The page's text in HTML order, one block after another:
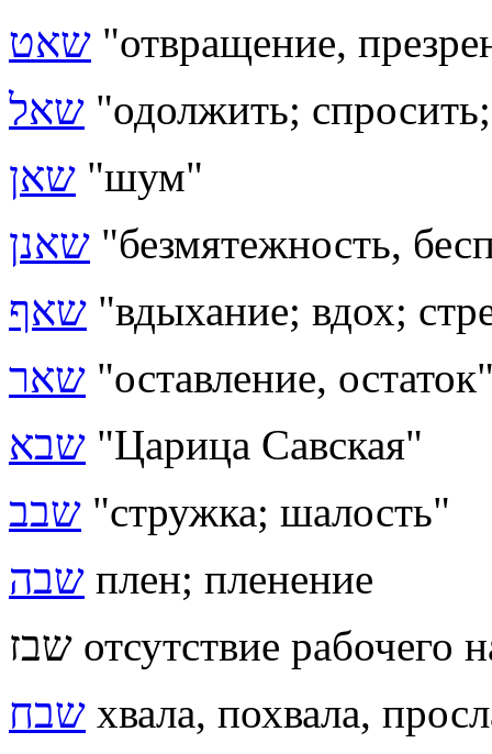
שאט "отвращение,
שאל "одолжить;
שאן "шум"
שאנן "безмятежность,
שאף "вдыхание; вдох;
שאר "оставление,
שבא "Царица Савская"
שבב "стружка; шалость"
שבה плен; пленение
отсутствие рабочего
שבח хвала, похвала,